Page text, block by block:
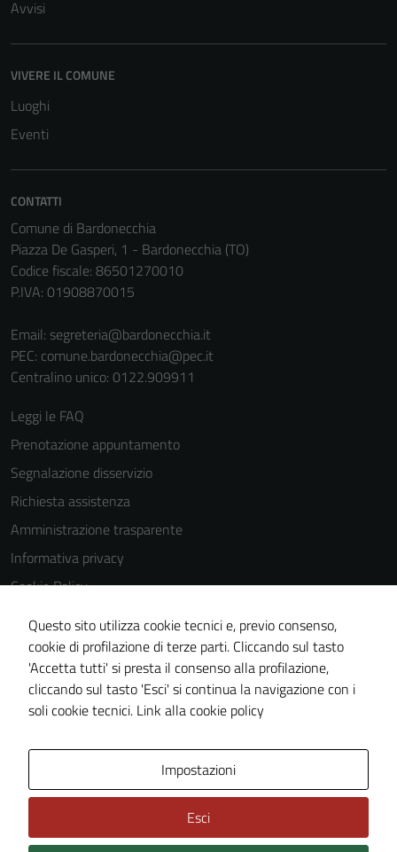
Avvisi
VIVERE IL COMUNE
Luoghi
Eventi
CONTATTI
Comune di Bardonecchia
Piazza De Gasperi, 1 - Bardonecchia (TO)
Codice fiscale: 86501270010
P.IVA: 01908870015
Email: segreteria@bardonecchia.it
PEC: comune.bardonecchia@pec.it
Centralino unico: 0122.909911
Leggi le FAQ
Prenotazione appuntamento
Segnalazione disservizio
Richiesta assistenza
Amministrazione trasparente
Informativa privacy
Cookie Policy
Note legali
Dichiarazione di accessibilità
Segnalazioni di inaccessibilità
Piano di miglioramento del sito
Questo sito utilizza cookie tecnici e, previo consenso,
cookie di profilazione di terze parti. Cliccando sul tasto
'Accetta tutti' si presta il consenso alla profilazione,
cliccando sul tasto 'Esci' si continua la navigazione con i
soli cookie tecnici. Link alla cookie policy
Impostazioni
Esci
Questi cookie
di questi
peggiore la
navigazione e
la fruizione
delle
funzionalità